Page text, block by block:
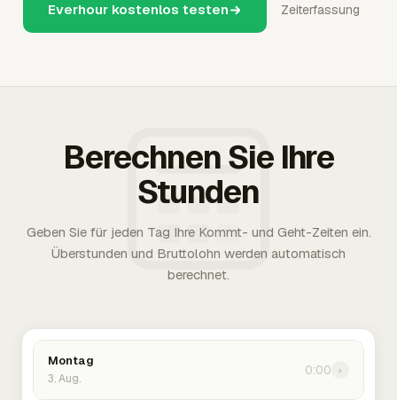
Everhour kostenlos testen Zeiterfassung
Berechnen Sie Ihre
Stunden
Geben Sie für jeden Tag Ihre Kommt- und Geht-Zeiten ein.
Überstunden und Bruttolohn werden automatisch
berechnet.
Montag
3. Aug.
0:00 ›